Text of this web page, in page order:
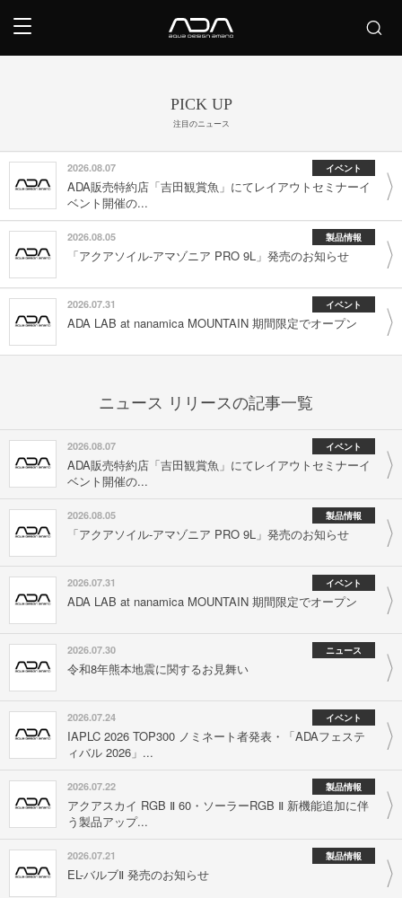
PICK UP
注目のニュース
2026.08.07 イベント
ADA販売特約店「吉田観賞魚」にてレイアウトセミナーイ
ベント開催の...
2026.08.05 製品情報
「アクアソイル-アマゾニア PRO 9L」発売のお知らせ
2026.07.31 イベント
ADA LAB at nanamica MOUNTAIN 期間限定でオープン
ニュース リリースの記事一覧
2026.08.07 イベント
ADA販売特約店「吉田観賞魚」にてレイアウトセミナーイ
ベント開催の...
2026.08.05 製品情報
「アクアソイル-アマゾニア PRO 9L」発売のお知らせ
2026.07.31 イベント
ADA LAB at nanamica MOUNTAIN 期間限定でオープン
2026.07.30 ニュース
令和8年熊本地震に関するお見舞い
2026.07.24 イベント
IAPLC 2026 TOP300 ノミネート者発表・「ADAフェステ
ィバル 2026」...
2026.07.22 製品情報
アクアスカイ RGB Ⅱ 60・ソーラーRGB Ⅱ 新機能追加に伴
う製品アップ...
2026.07.21 製品情報
EL-バルブⅡ 発売のお知らせ